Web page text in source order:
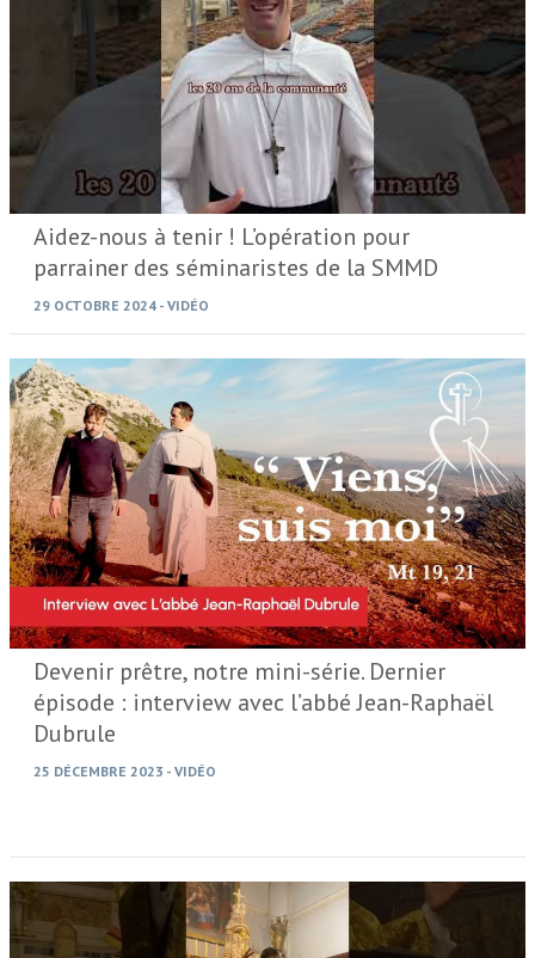
Aidez-nous à tenir ! L’opération pour
parrainer des séminaristes de la SMMD
29 OCTOBRE 2024 - VIDÉO
Devenir prêtre, notre mini-série. Dernier
épisode : interview avec l’abbé Jean-Raphaël
Dubrule
25 DÉCEMBRE 2023 - VIDÉO